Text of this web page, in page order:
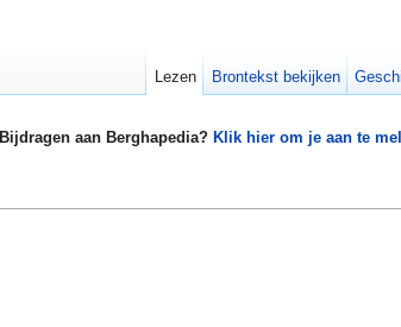
Bijdragen aan Berghapedia? Klik hier om je aan te
Lezen Brontekst bekijken